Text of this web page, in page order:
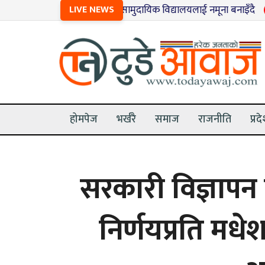
LIVE NEWS
मधेशका २४ सामुदायिक विद्यालयलाई नमूना बनाइँदै २ मृग बचाउन
होमपेज भर्खरै समाज राजनीति
सरकारी
निर्णयप्रति